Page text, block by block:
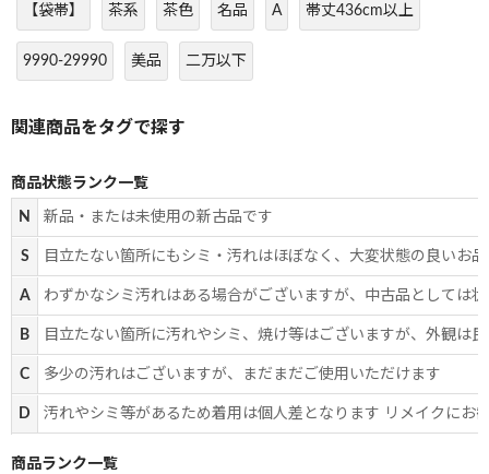
【袋帯】 茶系 茶色 名品 A 帯丈436cm以上
9990-29990 美品 二万以下
商品状態ランク一覧
N 新品・または未使用の新古品です
S 目立たない箇所にもシミ・汚れはほぼなく、大変状態の良いお
A わずかなシミ汚れはある場合がございますが、中古品としては
B 目立たない箇所に汚れやシミ、焼け等はございますが、外観は
C 多少の汚れはございますが、まだまだご使用いただけます
D 汚れやシミ等があるため着用は個人差となります リメイクにお
商品ランク一覧